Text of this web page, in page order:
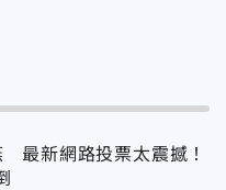
最新網路投票太震撼！